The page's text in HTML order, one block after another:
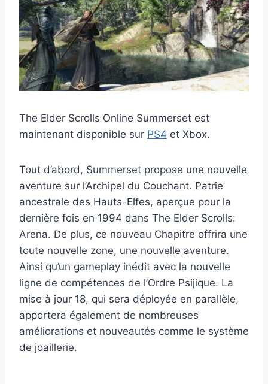
The Elder Scrolls Online Summerset est
maintenant disponible sur PS4 et Xbox.
Tout d’abord, Summerset propose une nouvelle
aventure sur l’Archipel du Couchant. Patrie
ancestrale des Hauts-Elfes, aperçue pour la
dernière fois en 1994 dans The Elder Scrolls:
Arena. De plus, ce nouveau Chapitre offrira une
toute nouvelle zone, une nouvelle aventure.
Ainsi qu’un gameplay inédit avec la nouvelle
ligne de compétences de l’Ordre Psijique. La
mise à jour 18, qui sera déployée en parallèle,
apportera également de nombreuses
améliorations et nouveautés comme le système
de joaillerie.